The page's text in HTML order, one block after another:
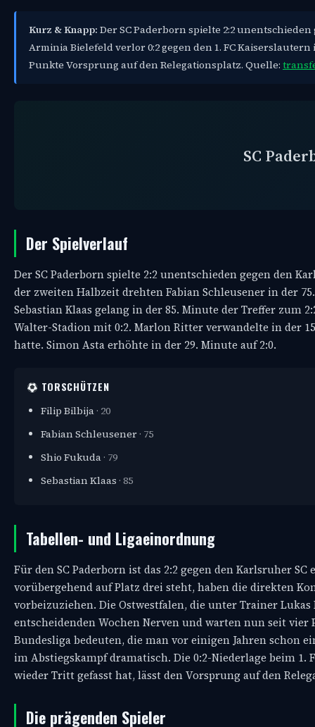
Kurz & Knapp: Der SC Paderborn spielte 2:2
Arminia Bielefeld verlor 0:2 gegen den 1. FC
Punkte Vorsprung auf den Relegationsplatz. Quelle:
SC
Der Spielverlauf
Der SC Paderborn spielte 2:2 unentschieden gegen den
der zweiten Halbzeit drehten Fabian Schleusener in der
Sebastian Klaas gelang in der 85. Minute der Treffer zum
Walter-Stadion mit 0:2. Marlon Ritter verwandelte in der
hatte. Simon Asta erhöhte in der 29. Minute auf 2:0.
TORSCHÜTZEN
Filip Bilbija · 20
Fabian Schleusener · 75
Shio Fukuda · 79
Sebastian Klaas · 85
Tabellen- und Ligaeinordnung
Für den SC Paderborn ist das 2:2 gegen den Karlsruher
vorübergehend auf Platz drei steht, haben die direkten
vorbeizuziehen. Die Ostwestfalen, die unter Trainer
entscheidenden Wochen Nerven und warten nun seit
Bundesliga bedeuten, die man vor einigen Jahren schon
im Abstiegskampf dramatisch. Die 0:2-Niederlage beim 1.
wieder Tritt gefasst hat, lässt den Vorsprung auf den
Die prägenden Spieler